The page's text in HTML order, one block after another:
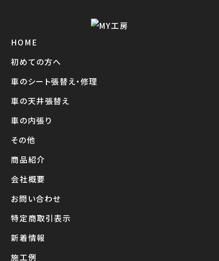
HOME
初めての方へ
車のシート張替え・修理
車の天井張替え
車の内張り
その他
商品紹介
会社概要
お問い合わせ
特定商取引表示
新着情報
施工例